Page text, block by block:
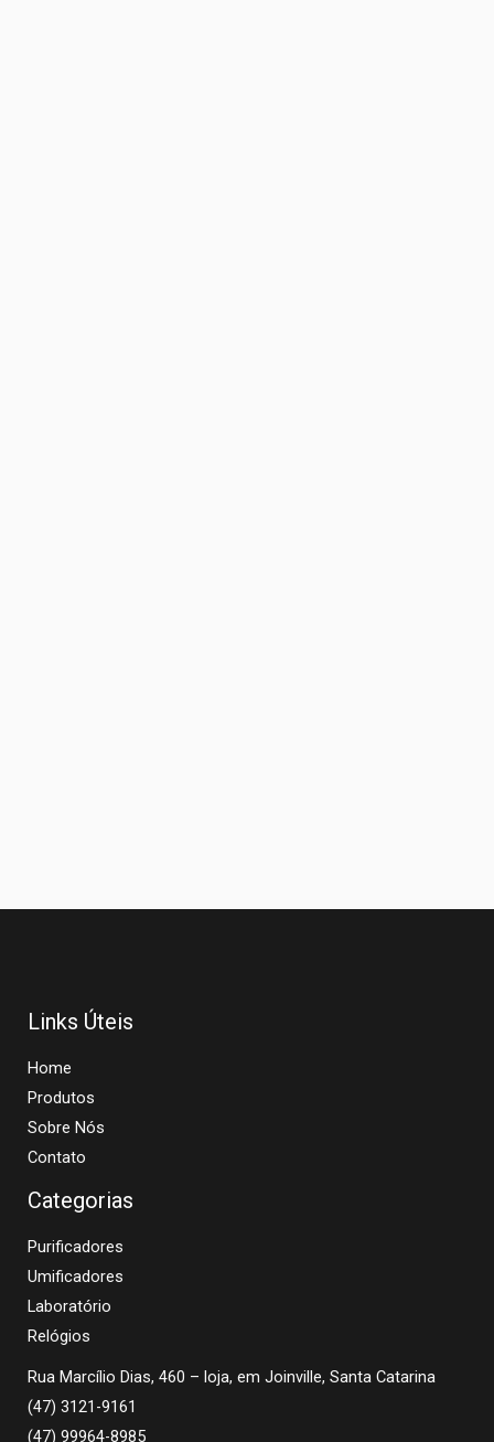
Links Úteis
Home
Produtos
Sobre Nós
Contato
Categorias
Purificadores
Umificadores
Laboratório
Relógios
Rua Marcílio Dias, 460 – loja, em Joinville, Santa Catarina
(47) 3121-9161
(47) 99964-8985